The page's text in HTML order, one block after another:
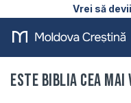
Vrei să
Este Biblia cea